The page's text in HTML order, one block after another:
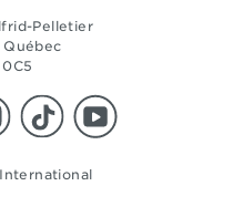
Pelletier
0C5